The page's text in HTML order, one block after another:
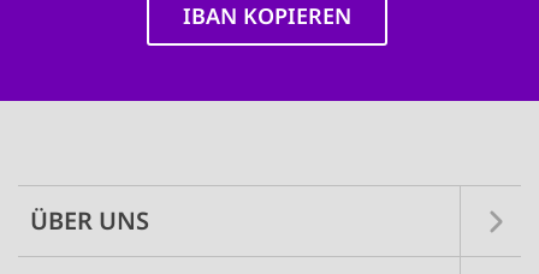
IBAN KOPIEREN
ÜBER UNS